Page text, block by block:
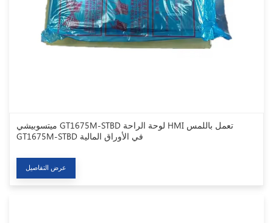
ميتسوبيشي GT1675M-STBD لوحة الراحة HMI تعمل باللمس
GT1675M-STBD في الأوراق المالية
عرض التفاصيل